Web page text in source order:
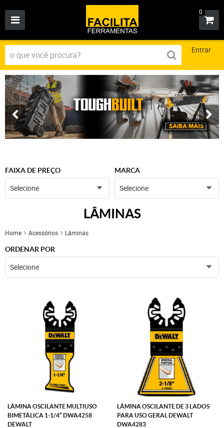
0
Entrar
FAIXA DE PREÇO
Selecione
MARCA
Selecione
LÂMINAS
Home Acessórios Lâminas
ORDENAR POR
Selecione
LÂMINA OSCILANTE MULTIUSO
BIMETÁLICA 1-1/4” DWA4258
DEWALT
LÂMINA OSCILANTE DE 3 LADOS
PARA USO GERAL DEWALT
DWA4283